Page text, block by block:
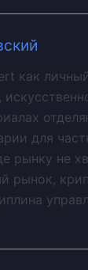
как
для
рынку не
рынок,